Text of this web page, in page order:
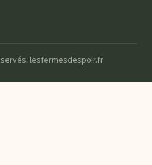
lesfermesdespoir.fr